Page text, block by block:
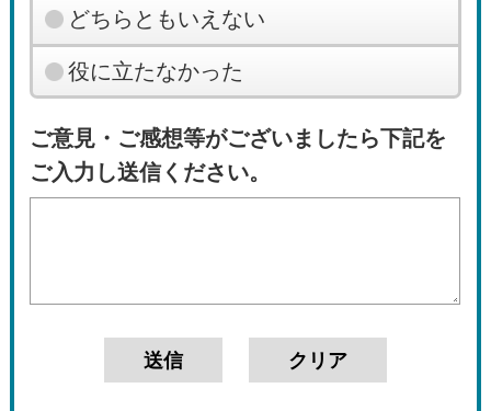
どちらともいえない
役に立たなかった
ご意見・ご感想等がございましたら下記を
ご入力し送信ください。